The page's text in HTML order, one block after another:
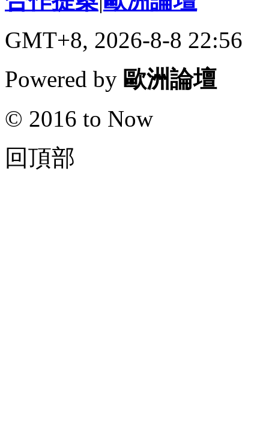
GMT+8, 2026-8-8 22:56
Powered by 歐洲論壇
© 2016 to Now
回頂部